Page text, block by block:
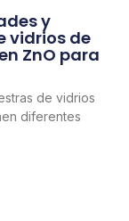
y
vidrios de
ZnO para
de vidrios
diferentes